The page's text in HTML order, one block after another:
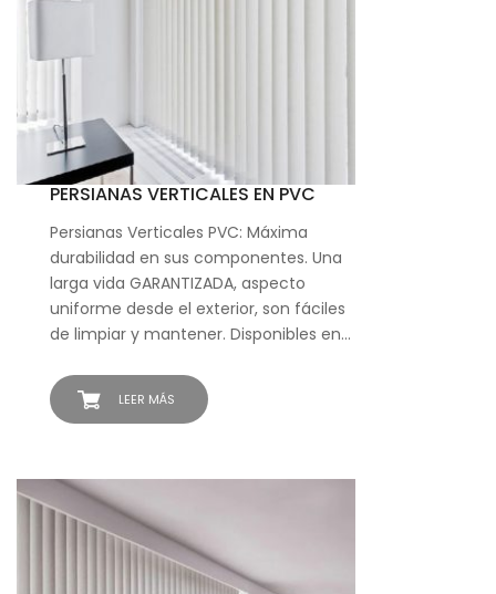
LEER MÁS
PERSIANAS VERTICALES EN PVC
Persianas Verticales PVC: Máxima
durabilidad en sus componentes. Una
larga vida GARANTIZADA, aspecto
uniforme desde el exterior, son fáciles
de limpiar y mantener. Disponibles en…